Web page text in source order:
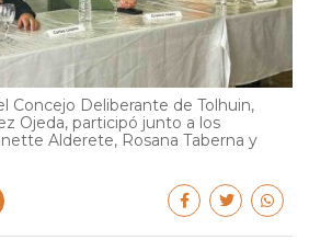
Concejo Deliberante de Tolhuin,
Ojeda, participó junto a los
Alderete, Rosana Taberna y